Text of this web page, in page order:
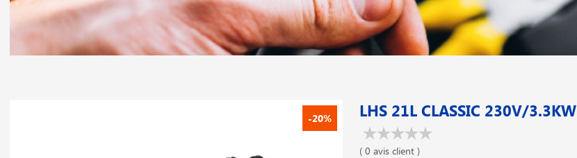
-20% LHS 21L CLASSIC 230V/3.3KW
( 0 avis client )